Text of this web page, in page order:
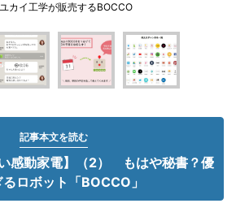
ユカイ工学が販売するBOCCO
記事本文を読む
い感動家電】（2） もはや秘書？優
ロボット「BOCCO」